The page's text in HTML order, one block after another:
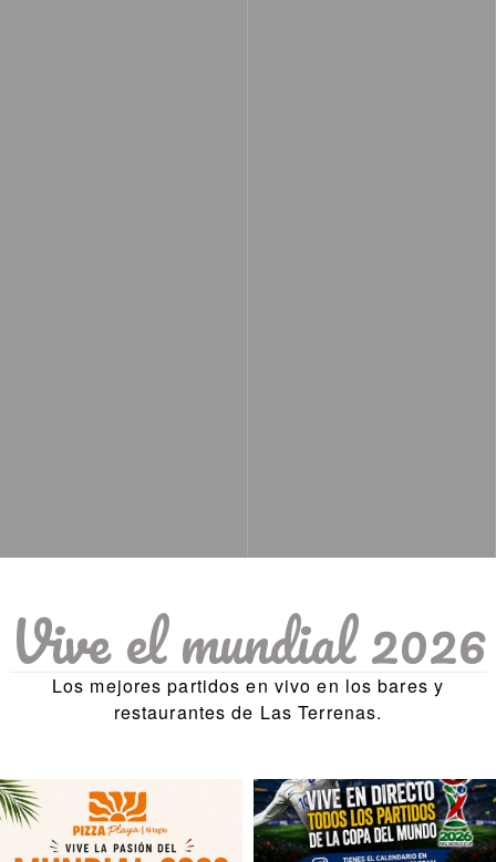
Vive el mundial 2026
Los mejores partidos en vivo en los bares y
restaurantes de Las Terrenas.